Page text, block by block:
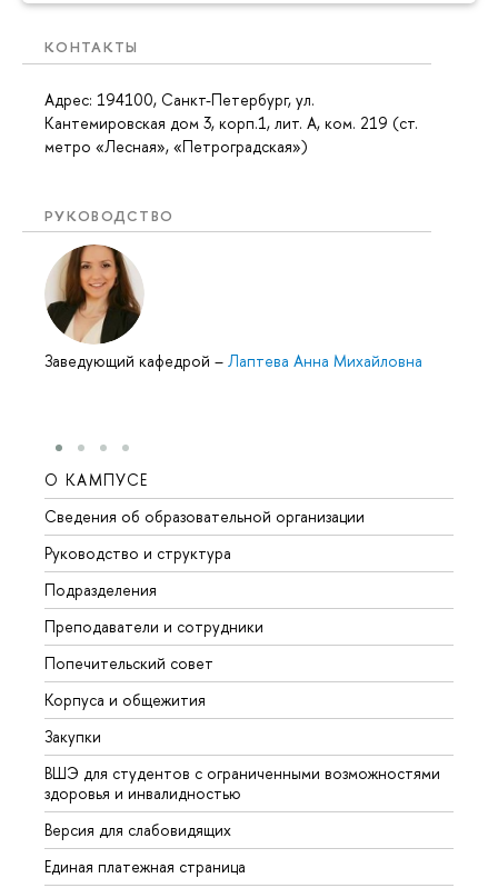
КОНТАКТЫ
Адрес: 194100, Санкт-Петербург, ул.
Кантемировская дом 3, корп.1, лит. А, ком. 219 (ст.
метро «Лесная», «Петроградская»)
РУКОВОДСТВО
Заведующий кафедрой – Лаптева Анна Михайловна
О КАМПУСЕ
Сведения об образовательной организации
Руководство и структура
Подразделения
Преподаватели и сотрудники
Попечительский совет
Корпуса и общежития
Закупки
ВШЭ для студентов с ограниченными возможностями
здоровья и инвалидностью
Версия для слабовидящих
Единая платежная страница